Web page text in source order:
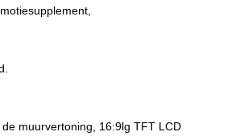
muurvertoning, 16:9lg TFT LCD